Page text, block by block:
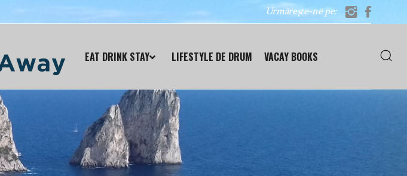
Urmărește-ne pe:
EAT DRINK STAY LIFESTYLE DE DRUM VACAY BOOKS